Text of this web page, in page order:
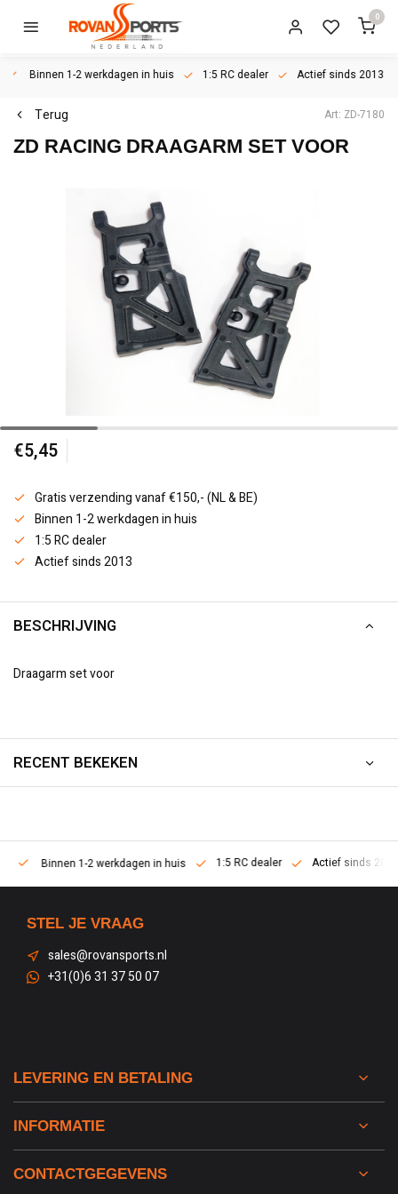
0
Binnen 1-2 werkdagen in huis 1:5 RC dealer Actief sinds 2013
Terug Art: ZD-7180
ZD RACING DRAAGARM SET VOOR
€5,45
Gratis verzending vanaf €150,- (NL & BE)
Binnen 1-2 werkdagen in huis
1:5 RC dealer
Actief sinds 2013
BESCHRIJVING
Draagarm set voor
RECENT BEKEKEN
Binnen 1-2 werkdagen in huis 1:5 RC dealer Actief sinds 2013
STEL JE VRAAG
sales@rovansports.nl
+31(0)6 31 37 50 07
LEVERING EN BETALING
INFORMATIE
CONTACTGEGEVENS